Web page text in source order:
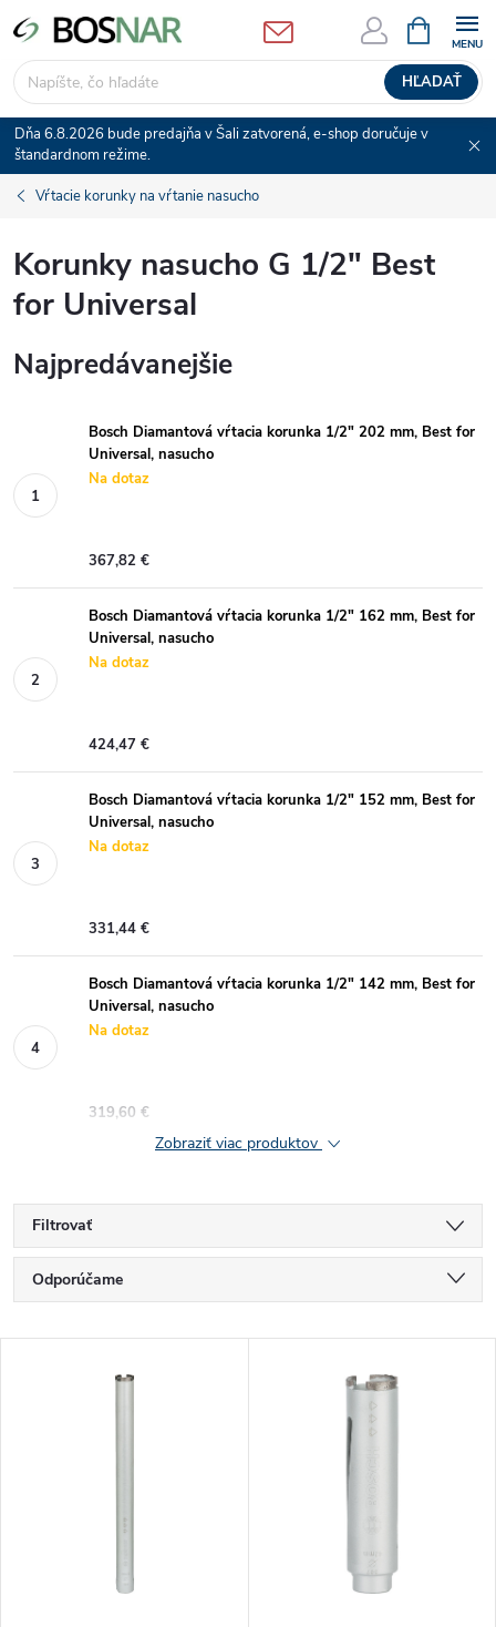
Prejsť
na
obsah
HĽADAŤ
KOŠÍK
Dňa 6.8.2026 bude predajňa v Šali zatvorená, e-shop doručuje v
štandardnom režime.
Vŕtacie korunky na vŕtanie nasucho
Korunky nasucho G 1/2" Best
for Universal
Najpredávanejšie
Bosch Diamantová vŕtacia korunka 1/2" 202 mm, Best for
Universal, nasucho
Na dotaz
367,82 €
Bosch Diamantová vŕtacia korunka 1/2" 162 mm, Best for
Universal, nasucho
Na dotaz
424,47 €
Bosch Diamantová vŕtacia korunka 1/2" 152 mm, Best for
Universal, nasucho
Na dotaz
331,44 €
Bosch Diamantová vŕtacia korunka 1/2" 142 mm, Best for
Universal, nasucho
Na dotaz
319,60 €
Zobraziť viac produktov
Filtrovať
R
a
Odporúčame